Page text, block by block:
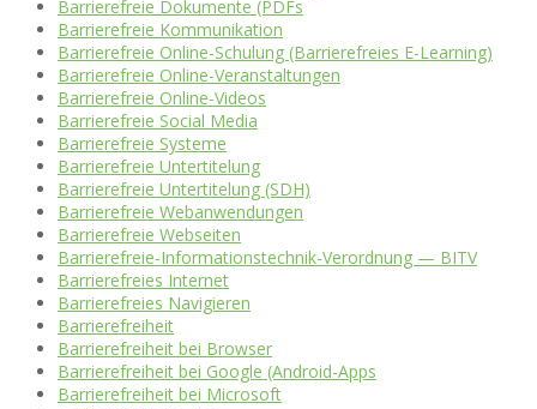
Barrierefreie Dokumente (PDFs
Barrierefreie Kommunikation
Barrierefreie Online-Schulung (Barrierefreies E-Learning)
Barrierefreie Online-Veranstaltungen
Barrierefreie Online-Videos
Barrierefreie Social Media
Barrierefreie Systeme
Barrierefreie Untertitelung
Barrierefreie Untertitelung (SDH)
Barrierefreie Webanwendungen
Barrierefreie Webseiten
Barrierefreie-Informationstechnik-Verordnung — BITV
Barrierefreies Internet
Barrierefreies Navigieren
Barrierefreiheit
Barrierefreiheit bei Browser
Barrierefreiheit bei Google (Android-Apps
Barrierefreiheit bei Microsoft